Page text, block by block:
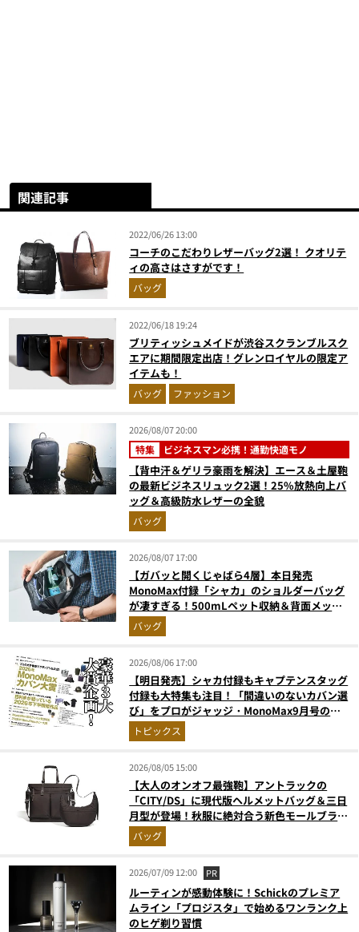
関連記事
2022/06/26 13:00
コーチのこだわりレザーバッグ2選！ クオリテ
ィの高さはさすがです！
バッグ
2022/06/18 19:24
ブリティッシュメイドが渋谷スクランブルスク
エアに期間限定出店！グレンロイヤルの限定ア
イテムも！
バッグ ファッション
2026/08/07 20:00
特集 ビジネスマン必携！通勤快適モノ
【背中汗＆ゲリラ豪雨を解決】エース＆土屋鞄
の最新ビジネスリュック2選！25%放熱向上バ
ッグ＆高級防水レザーの全貌
バッグ
2026/08/07 17:00
【ガバッと開くじゃばら4層】本日発売
MonoMax付録「シャカ」のショルダーバッグ
が凄すぎる！500mLペット収納＆背面メッシ
ュでベタつかない
バッグ
2026/08/06 17:00
【明日発売】シャカ付録もキャプテンスタッグ
付録も大特集も注目！「間違いのないカバン選
び」をプロがジャッジ・MonoMax9月号の目
次を公開
トピックス
2026/08/05 15:00
【大人のオンオフ最強鞄】アントラックの
「CITY/DS」に現代版ヘルメットバッグ＆三日
月型が登場！秋服に絶対合う新色モールブラウ
ンが傑作
バッグ
2026/07/09 12:00 PR
ルーティンが感動体験に！Schickのプレミア
ムライン「プロジスタ」で始めるワンランク上
のヒゲ剃り習慣